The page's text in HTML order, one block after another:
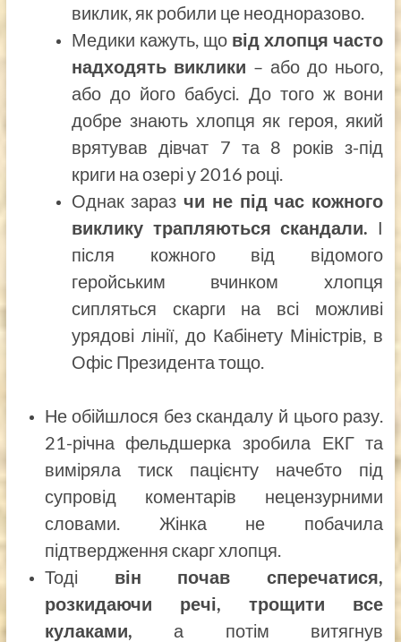
виклик, як робили це неодноразово.
Медики кажуть, що від хлопця часто
надходять виклики – або до нього,
або до його бабусі. До того ж вони
добре знають хлопця як героя, який
врятував дівчат 7 та 8 років з-під
криги на озері у 2016 році.
Однак заразчи не під час кожного
виклику трапляються скандали. І
після кожного від відомого
геройським вчинком хлопця
сипляться скарги на всі можливі
урядові лінії, до Кабінету Міністрів, в
Офіс Президента тощо.
Не обійшлося без скандалу й цього разу.
21-річна фельдшерка зробила ЕКГ та
виміряла тиск пацієнту начебто під
супровід коментарів нецензурними
словами. Жінка не побачила
підтвердження скарг хлопця.
Тоді він почав сперечатися,
розкидаючи речі, трощити все
кулаками,а потім витягнув